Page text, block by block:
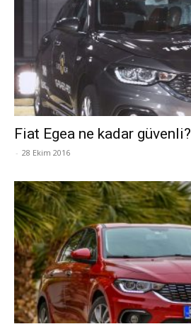
Fiat Egea ne kadar güvenli?
- 28 Ekim 2016